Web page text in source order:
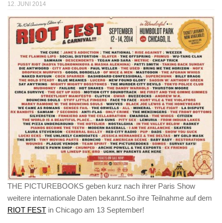
12. JUNI 2014
THE PICTUREBOOKS geben kurz nach ihrer Paris Show
weitere internationale Daten bekannt.So ihre Teilnahme auf dem
RIOT FEST in Chicago am 13 September!